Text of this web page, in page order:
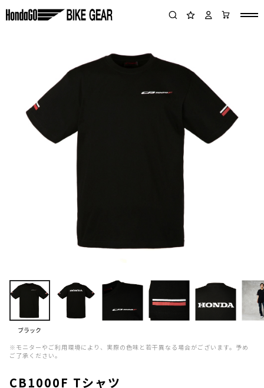
ブラック
※モニターやご利用環境により、実際の色味と若干異なる場合がございます。予め
ご了承ください。
CB1000F Tシャツ